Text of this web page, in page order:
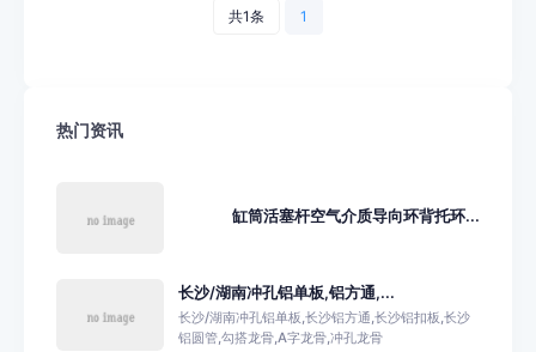
共1条 1
热门资讯
缸筒活塞杆空气介质导向环背托环...
长沙/湖南冲孔铝单板,铝方通,...
长沙/湖南冲孔铝单板,长沙铝方通,长沙铝扣板,长沙
铝圆管,勾搭龙骨,A字龙骨,冲孔龙骨